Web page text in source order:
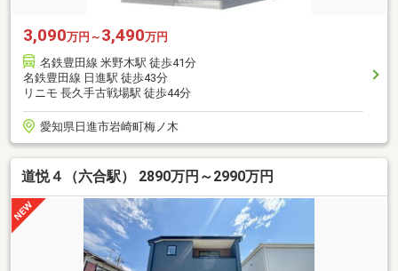
3,090万円～ 3,490万円
名鉄豊田線 米野木駅 徒歩41分
名鉄豊田線 日進駅 徒歩43分
リニモ 長久手古戦場駅 徒歩44分
愛知県日進市岩崎町梅ノ木
道悦４（六合駅） 2890万円～2990万円